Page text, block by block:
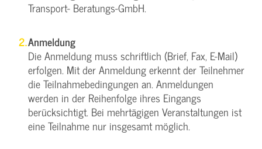
Transport- Beratungs-GmbH.
Anmeldung
Die Anmeldung muss schriftlich (Brief, Fax, E-Mail)
erfolgen. Mit der Anmeldung erkennt der Teilnehmer
die Teilnahmebedingungen an. Anmeldungen
werden in der Reihenfolge ihres Eingangs
berücksichtigt. Bei mehrtägigen Veranstaltungen ist
eine Teilnahme nur insgesamt möglich.